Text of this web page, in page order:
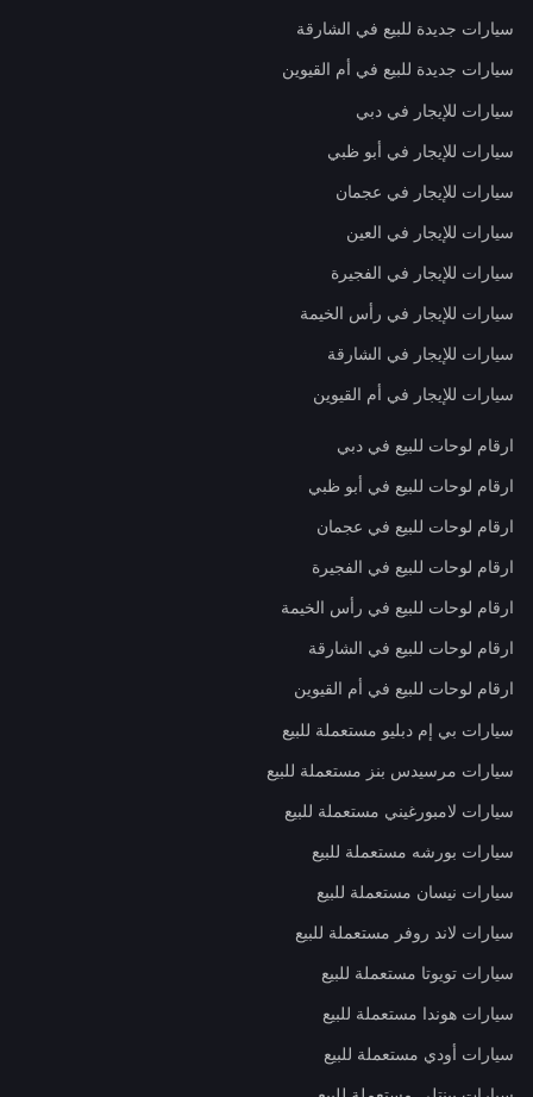
سيارات جديدة للبيع في الشارقة
سيارات جديدة للبيع في أم القيوين
سيارات للإيجار في دبي
سيارات للإيجار في أبو ظبي
سيارات للإيجار في عجمان
سيارات للإيجار في العين
سيارات للإيجار في الفجيرة
سيارات للإيجار في رأس الخيمة
سيارات للإيجار في الشارقة
سيارات للإيجار في أم القيوين
ارقام لوحات للبيع في دبي
ارقام لوحات للبيع في أبو ظبي
ارقام لوحات للبيع في عجمان
ارقام لوحات للبيع في الفجيرة
ارقام لوحات للبيع في رأس الخيمة
ارقام لوحات للبيع في الشارقة
ارقام لوحات للبيع في أم القيوين
سيارات بي إم دبليو مستعملة للبيع
سيارات مرسيدس بنز مستعملة للبيع
سيارات لامبورغيني مستعملة للبيع
سيارات بورشه مستعملة للبيع
سيارات نيسان مستعملة للبيع
سيارات لاند روفر مستعملة للبيع
سيارات تويوتا مستعملة للبيع
سيارات هوندا مستعملة للبيع
سيارات أودي مستعملة للبيع